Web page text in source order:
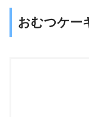
おむつケー